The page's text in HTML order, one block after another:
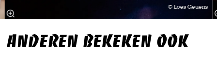
© Loes Geuens
ANDEREN BEKEKEN OOK